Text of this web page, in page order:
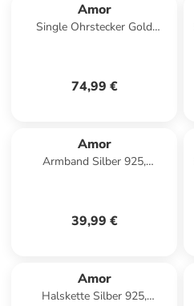
Amor
Single Ohrstecker Gold
74,99 €
Amor
Armband Silber 925,
39,99 €
Amor
Halskette Silber 925,